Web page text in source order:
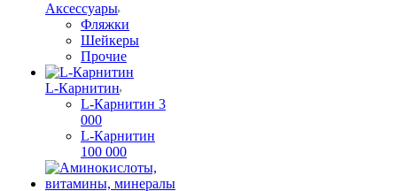
Аксессуары
Фляжки
Шейкеры
Прочие
L-Карнитин
L-Карнитин 3
000
L-Карнитин
100 000